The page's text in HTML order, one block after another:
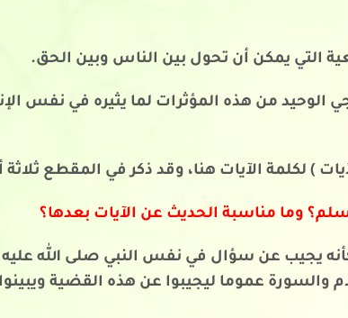
التي يمكن أن تحول بين الناس وبين الحق.
الوحيد من هذه المؤثرات لما يثيره في نفس
) لكلمة الآيات هنا، وقد ذكر في المقطع ثلاثة
وما مناسبة الحديث عن الآيات بعدها؟
يجيب عن سؤال في نفس النبي صلى الله عليه
والسورة عموما ليجيبوا عن هذه القضية